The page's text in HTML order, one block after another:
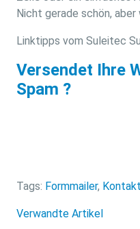
Nicht gerade schön, aber
Linktipps vom Suleitec
Versendet Ihre
Spam ?
Tags: Formmailer,
Verwandte Artikel